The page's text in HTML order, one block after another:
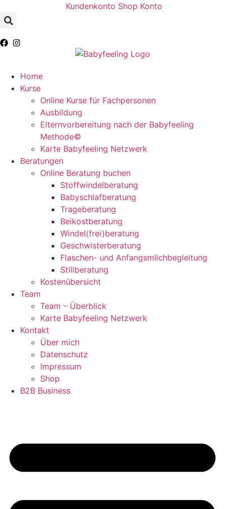
Inhalt
Kundenkonto Shop Konto
Home
Kurse
Online Kurse für Fachpersonen
Ausbildung
Elternvorbereitung nach der Babyfeeling
Methode©
Karte Babyfeeling Netzwerk
Beratungen
Online Beratung buchen
Stoffwindelberatung
Babyschlafberatung
Trageberatung
Beikostberatung
Windel(frei)beratung
Geschwisterberatung
Flaschen- und Anfangsmilchbegleitung
Stillberatung
Kostenübersicht
Team
Team – Überblick
Karte Babyfeeling Netzwerk
Kontakt
Über mich
Datenschutz
Impressum
Shop
B2B Business